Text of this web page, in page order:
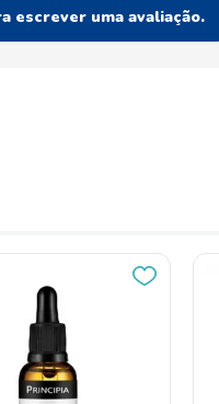
escrever uma avaliação.